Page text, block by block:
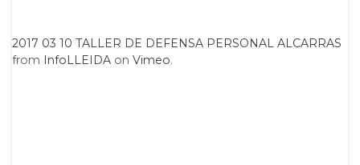
2017 03 10 TALLER DE DEFENSA PERSONAL ALCARRAS
from InfoLLEIDA onVimeo.